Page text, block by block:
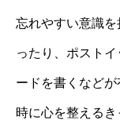
忘れやすい意識
ったり、ポスト
ードを書くなど
時に心を整えるき